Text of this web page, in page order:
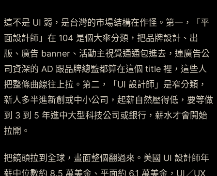
這不是 UI 弱，是台灣的市場結構在作怪。第一，「平
面設計師」在 104 是個大傘分類，把品牌設計、出
版、廣告 banner、活動主視覺通通包進去，連廣告公
司資深的 AD 跟品牌總監都算在這個 title 裡，這些人
把整條曲線往上拉。第二，「UI 設計師」是窄分類，
新人多半進新創或中小公司，起薪自然壓得低，要等做
到 3 到 5 年進中大型科技公司或銀行，薪水才會開始
拉開。
把鏡頭拉到全球，畫面整個翻過來。美國 UI 設計師年
薪中位數約 8.5 萬美金、平面約 6.1 萬美金，UI／UX